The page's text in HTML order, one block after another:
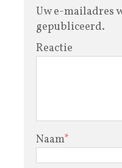
Uw e-mailadres
gepubliceerd.
Reactie
Naam*